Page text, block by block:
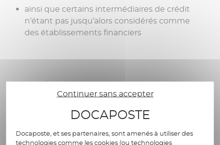
ainsi que certains intermédiaires de crédit
n’étant pas jusqu’alors considérés comme
des établissements financiers
KYC/KYB : une
transformation au cœur du
dispositif de conformité
Continuer sans accepter
DOCAPOSTE
Docaposte, et ses partenaires, sont amenés à utiliser des
technologies comme les cookies (ou technologies